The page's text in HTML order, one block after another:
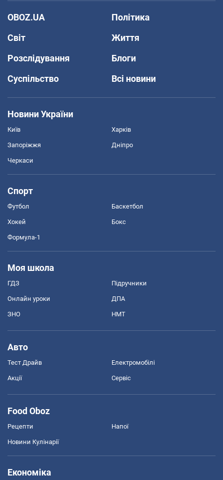
OBOZ.UA
Політика
Світ
Життя
Розслідування
Блоги
Суспільство
Всі новини
Новини України
Київ Харків
Запоріжжя Дніпро
Черкаси
Спорт
Футбол Баскетбол
Хокей Бокс
Формула-1
Моя школа
ГДЗ Підручники
Онлайн уроки ДПА
ЗНО НМТ
Авто
Тест Драйв Електромобілі
Акції Сервіс
Food Oboz
Рецепти Напої
Новини Кулінарії
Економіка